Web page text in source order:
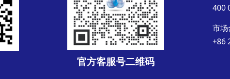
官方客服号二维码
400
市
+86